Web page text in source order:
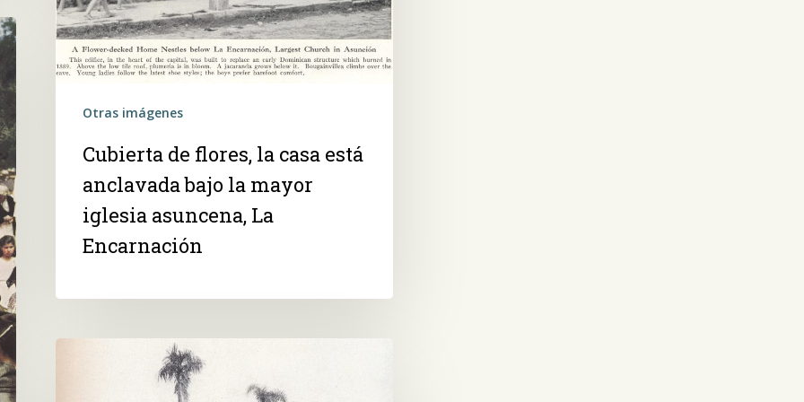
Otras imágenes
Cubierta de flores, la casa está
anclavada bajo la mayor
iglesia asuncena, La
Encarnación